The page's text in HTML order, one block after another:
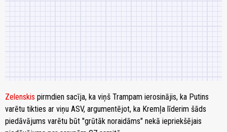
Zelenskis pirmdien sacīja, ka viņš Trampam ierosinājis, ka Putins
varētu tikties ar viņu ASV, argumentējot, ka Kremļa līderim šāds
piedāvājums varētu būt "grūtāk noraidāms" nekā iepriekšējais